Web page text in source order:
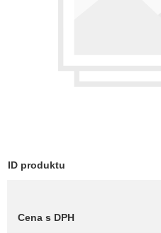
ID produktu
Cena s DPH